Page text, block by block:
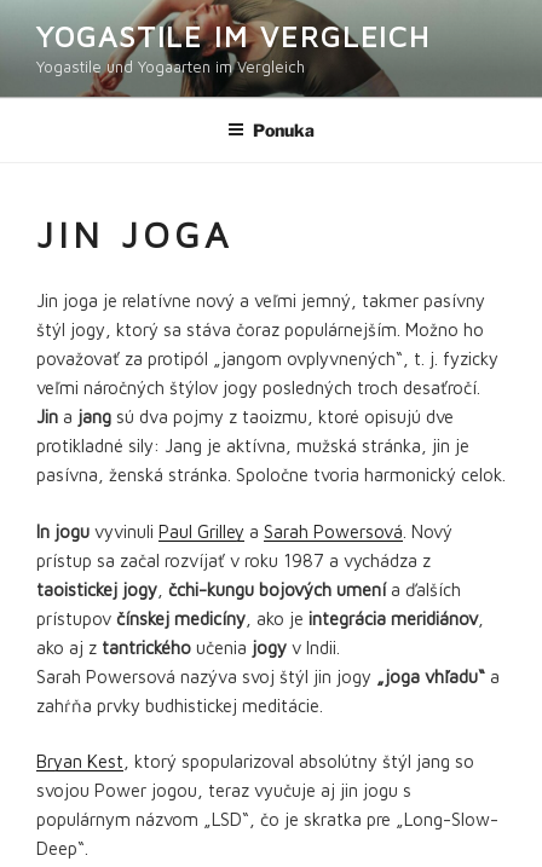
obsah
YOGASTILE IM VERGLEICH
Yogastile und Yogaarten im Vergleich
Ponuka
JIN JOGA
Jin joga je relatívne nový a veľmi jemný, takmer pasívny
štýl jogy, ktorý sa stáva čoraz populárnejším. Možno ho
považovať za protipól „jangom ovplyvnených“, t. j. fyzicky
veľmi náročných štýlov jogy posledných troch desaťročí.
Jin a jang sú dva pojmy z taoizmu, ktoré opisujú dve
protikladné sily: Jang je aktívna, mužská stránka, jin je
pasívna, ženská stránka. Spoločne tvoria harmonický celok.
In jogu vyvinuli Paul Grilley a Sarah Powersová . Nový
prístup sa začal rozvíjať v roku 1987 a vychádza z
taoistickej jogy čchi-kungu bojových umenía ďalších
prístupov čínskej medicíny , ako je integrácia meridiánov,
ako aj z tantrického učenia jogy v Indii.
Sarah Powersová nazýva svoj štýl jin jogy „joga vhľadu“ a
zahŕňa prvky budhistickej meditácie.
Bryan Kest , ktorý spopularizoval absolútny štýl jang so
svojou Power jogou, teraz vyučuje aj jin jogu s
populárnym názvom „LSD“, čo je skratka pre „Long-Slow-
Deep“.